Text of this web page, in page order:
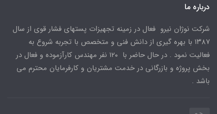
درباره ما
شرکت نوژان نیرو فعال در زمینه تجهیزات پستهای فشار قوی از سال
۱۳۸۷ با بهره گیری از دانش فنی و متخصص با تجربه شروع به
فعالیت نمود . در حال حاضر با ۱۲۰ نفر مهندس کارآزموده و فعال در
بخش پروژه و بازرگانی در خدمت مشتریان و کارفرمایان محترم می
باشد .